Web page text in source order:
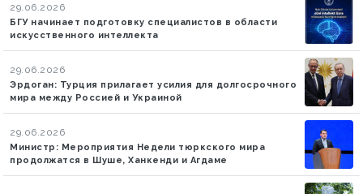
29.06.2026
БГУ начинает подготовку специалистов в области
искусственного интеллекта
29.06.2026
Эрдоган: Турция прилагает усилия для долгосрочного
мира между Россией и Украиной
29.06.2026
Министр: Мероприятия Недели тюркского мира
продолжатся в Шуше, Ханкенди и Агдаме